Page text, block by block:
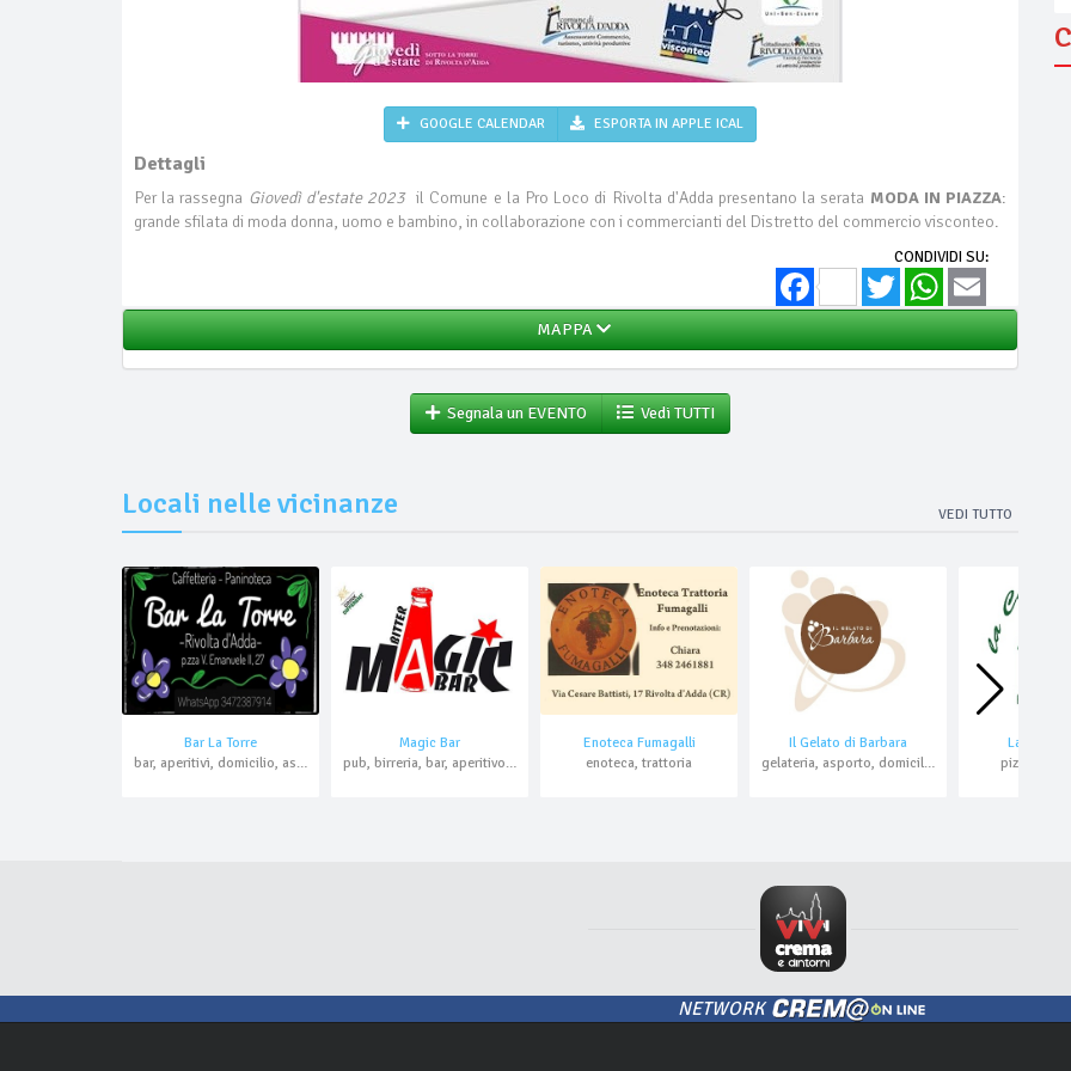
GOOGLE CALENDAR ESPORTA IN APPLE ICAL
Dettagli
Per la rassegna Giovedì d'estate 2023 il Comune e la Pro Loco di Rivolta d'Adda presentano la serata MODA IN PIAZZA:
grande sfilata di moda donna, uomo e bambino, in collaborazione con i commercianti del Distretto del commercio visconteo.
CONDIVIDI SU:
FacebookTwitter WhatsApp
MAPPA
Segnala un EVENTO Vedi TUTTI
Locali nelle vicinanze VEDI TUTTO
Bar La Torre
bar, aperitivi, domicilio, asporto
Magic Bar
pub, birreria, bar, aperitivo, paninoteca
Enoteca Fumagalli
enoteca, trattoria
Il Gelato di Barbara
gelateria, asporto, domicilio
La casetta
pizzeria,
NETWORK